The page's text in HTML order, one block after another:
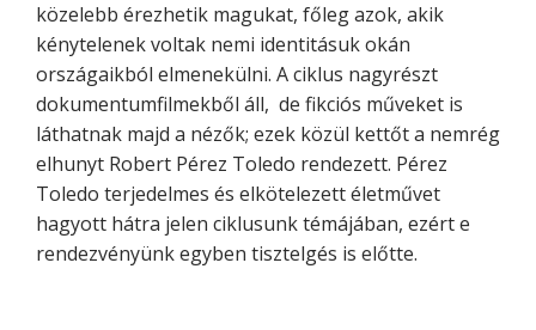
közelebb érezhetik magukat, főleg azok, akik
kénytelenek voltak nemi identitásuk okán
országaikból elmenekülni. A ciklus nagyrészt
dokumentumfilmekből áll, de fikciós műveket is
láthatnak majd a nézők; ezek közül kettőt a nemrég
elhunyt Robert Pérez Toledo rendezett. Pérez
Toledo terjedelmes és elkötelezett életművet
hagyott hátra jelen ciklusunk témájában, ezért e
rendezvényünk egyben tisztelgés is előtte.